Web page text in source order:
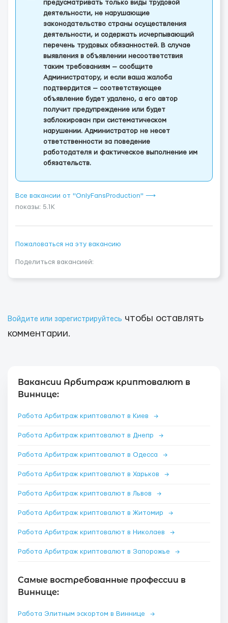
предусматривать только виды трудовой
деятельности, не нарушающие
законодательство страны осуществления
деятельности, и содержать исчерпывающий
перечень трудовых обязанностей. В случае
выявления в объявлении несоответствия
таким требованиям — сообщите
Администратору, и если ваша жалоба
подтвердится — соответствующее
объявление будет удалено, а его автор
получит предупреждение или будет
заблокирован при систематическом
нарушении. Администратор не несет
ответственности за поведение
работодателя и фактическое выполнение им
обязательств.
Все вакансии от "OnlyFansProduction" ⟶
показы: 5.1K
Пожаловаться на эту вакансию
Поделиться вакансией:
Войдите или зарегистрируйтесь чтобы оставлять
комментарии.
Вакансии Арбитраж криптовалют в
Виннице:
Работа Арбитраж криптовалют в Киев →
Работа Арбитраж криптовалют в Днепр →
Работа Арбитраж криптовалют в Одесса →
Работа Арбитраж криптовалют в Харьков →
Работа Арбитраж криптовалют в Львов →
Работа Арбитраж криптовалют в Житомир →
Работа Арбитраж криптовалют в Николаев →
Работа Арбитраж криптовалют в Запорожье →
Самые востребованные профессии в
Виннице:
Работа Элитным эскортом в Виннице →